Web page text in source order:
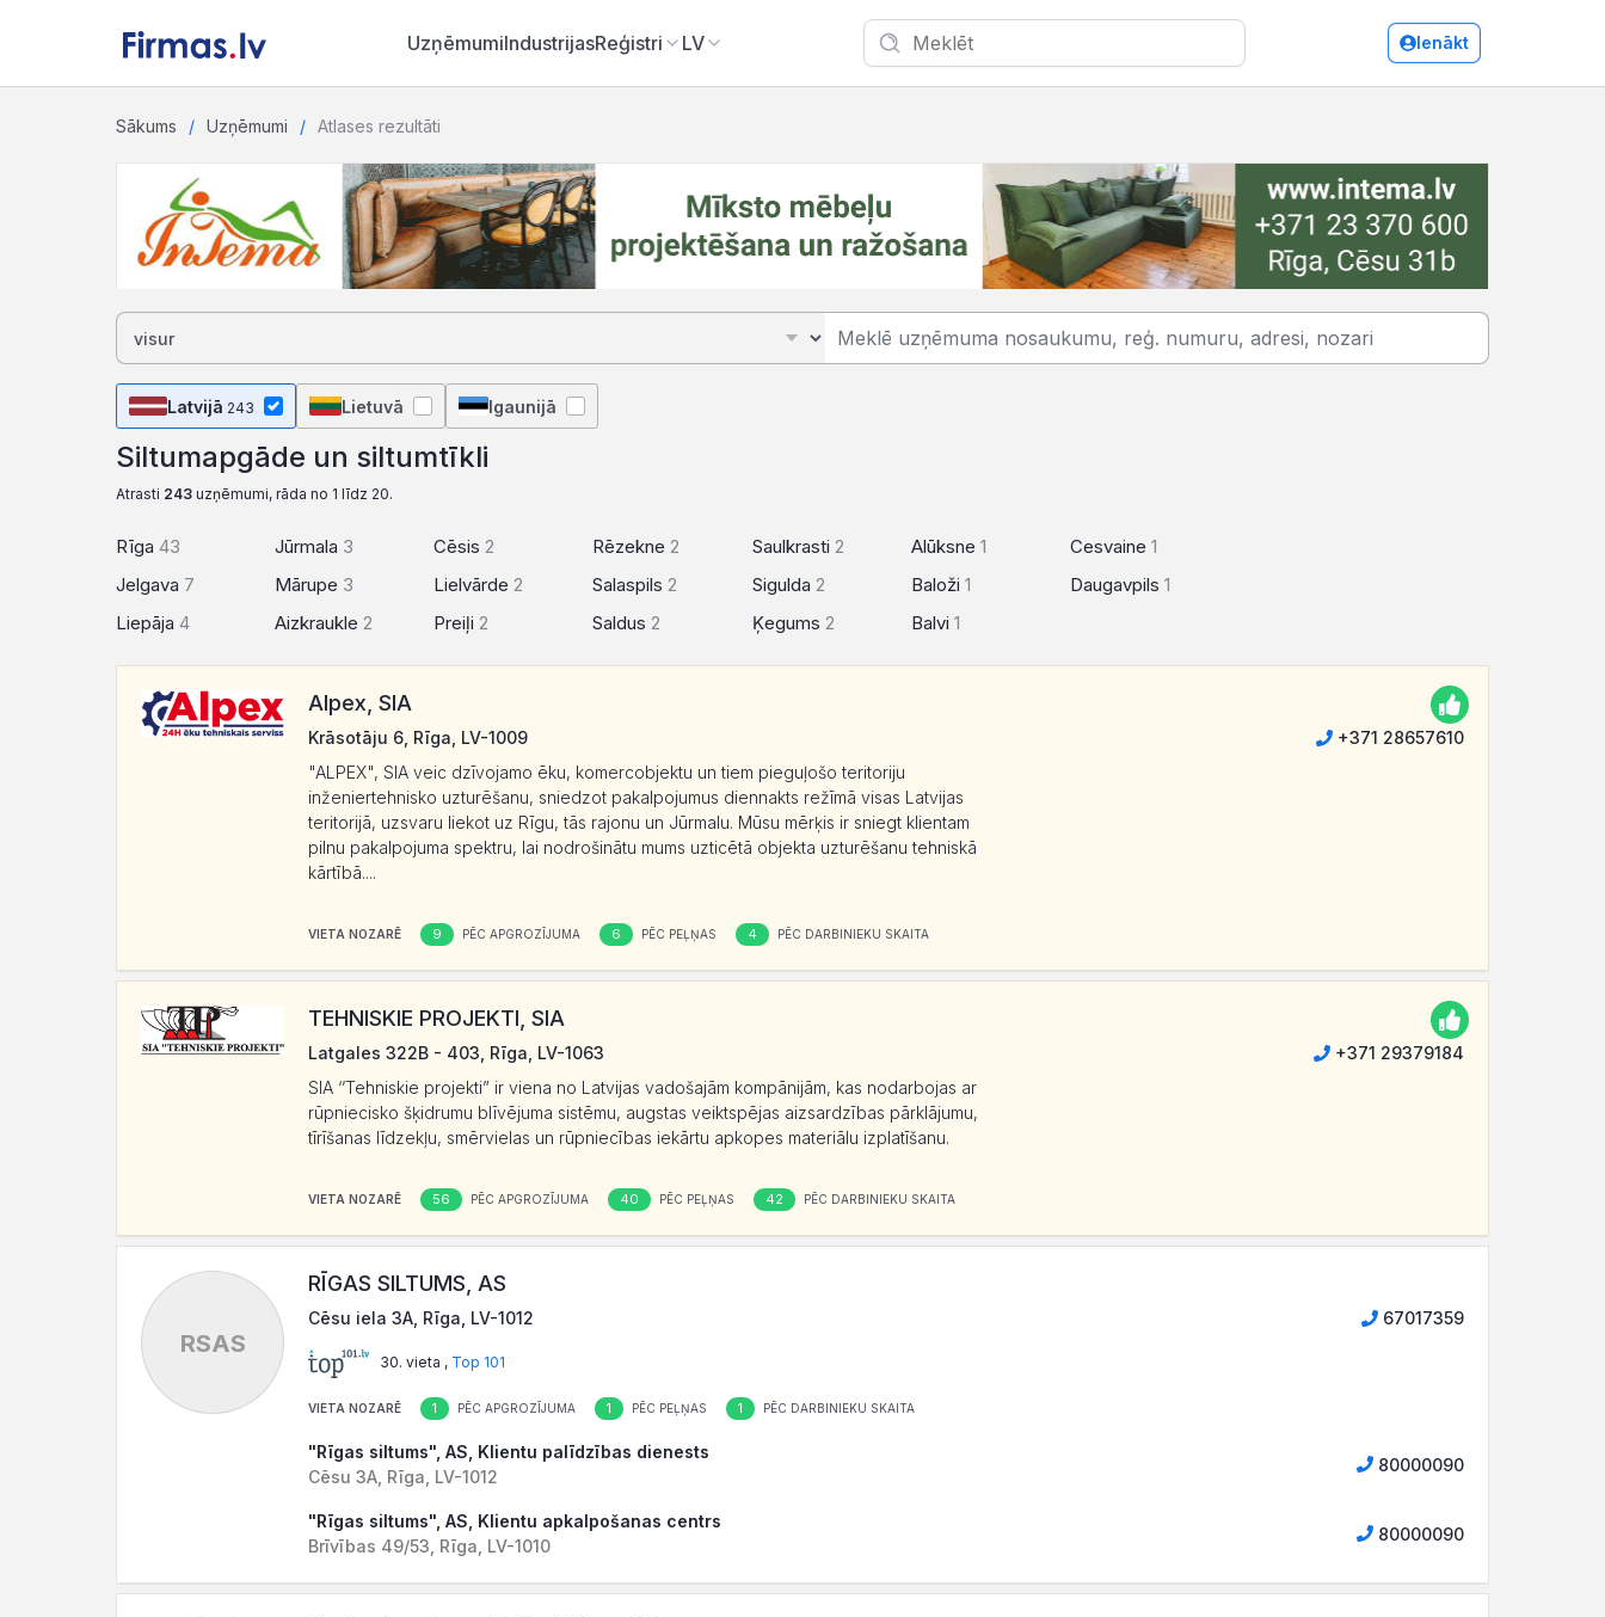
UzņēmumiIndustrijasReģistri LV Ienākt
Sākums Uzņēmumi Atlases rezultāti
Siltumapgāde un siltumtīkli
Latvijā 243 Lietuvā Igaunijā
Siltumapgāde un siltumtīkli
Atrasti 243 uzņēmumi, rāda no 1 līdz 20.
Rīga 43
Jelgava 7
Liepāja 4
Jūrmala 3
Mārupe 3
Aizkraukle2
Cēsis2
Lielvārde2
Preiļi2
Rēzekne2
Salaspils2
Saldus2
Saulkrasti 2
Sigulda 2
Ķegums 2
Alūksne 1
Baloži 1
Balvi 1
Cesvaine 1
Daugavpils 1
Alpex, SIA
Krāsotāju 6, Rīga, LV-1009
+371 28657610
"ALPEX", SIA veic dzīvojamo ēku, komercobjektu un tiem pieguļošo teritoriju
inženiertehnisko uzturēšanu, sniedzot pakalpojumus diennakts režīmā visas Latvijas
teritorijā, uzsvaru liekot uz Rīgu, tās rajonu un Jūrmalu. Mūsu mērķis ir sniegt klientam
pilnu pakalpojuma spektru, lai nodrošinātu mums uzticētā objekta uzturēšanu tehniskā
kārtībā....
VIETA NOZARĒ 9 PĒC APGROZĪJUMA 6 PĒC PEĻŅAS 4 PĒC DARBINIEKU SKAITA
TEHNISKIE PROJEKTI, SIA
Latgales 322B - 403, Rīga, LV-1063
+371 29379184
SIA ‘’Tehniskie projekti” ir viena no Latvijas vadošajām kompānijām, kas nodarbojas ar
rūpniecisko šķidrumu blīvējuma sistēmu, augstas veiktspējas aizsardzības pārklājumu,
tīrīšanas līdzekļu, smērvielas un rūpniecības iekārtu apkopes materiālu izplatīšanu.
VIETA NOZARĒ 56 PĒC APGROZĪJUMA 40 PĒC PEĻŅAS 42 PĒC DARBINIEKU SKAITA
RSAS
RĪGAS SILTUMS, AS
Cēsu iela 3A, Rīga, LV-1012 67017359
30. vieta , Top 101
VIETA NOZARĒ 1 PĒC APGROZĪJUMA 1 PĒC PEĻŅAS 1 PĒC DARBINIEKU SKAITA
"Rīgas siltums", AS, Klientu palīdzības dienests
Cēsu 3A, Rīga, LV-1012
80000090
"Rīgas siltums", AS, Klientu apkalpošanas centrs
Brīvības 49/53, Rīga, LV-1010
80000090